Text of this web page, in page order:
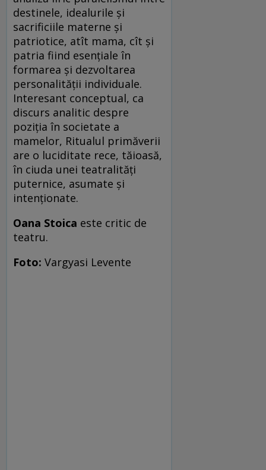
destinele, idealurile şi
sacrificiile materne şi
patriotice, atît mama, cît şi
patria fiind esenţiale în
formarea şi dezvoltarea
personalităţii individuale.
Interesant conceptual, ca
discurs analitic despre
poziţia în societate a
mamelor, Ritualul primăverii
are o luciditate rece, tăioasă,
în ciuda unei teatralităţi
puternice, asumate şi
intenţionate.
Oana Stoica este critic de
teatru.
Foto: Vargyasi Levente